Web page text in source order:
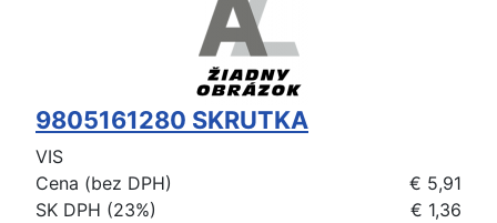
9805161280 SKRUTKA
VIS
Cena (bez DPH)
€ 5,91
SK DPH (23%)
€ 1,36